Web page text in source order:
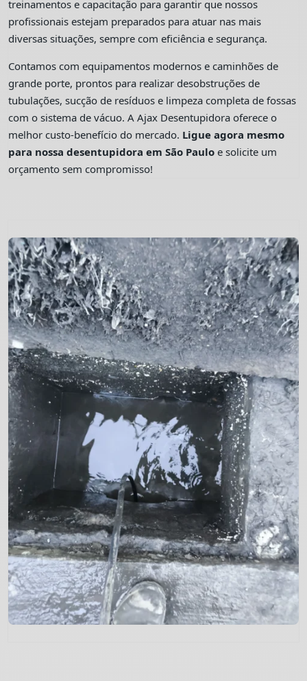
treinamentos e capacitação para garantir que nossos
profissionais estejam preparados para atuar nas mais
diversas situações, sempre com eficiência e segurança.
Contamos com equipamentos modernos e caminhões de
grande porte, prontos para realizar desobstruções de
tubulações, sucção de resíduos e limpeza completa de fossas
com o sistema de vácuo. A Ajax Desentupidora oferece o
melhor custo-benefício do mercado. Ligue agora mesmo
para nossa desentupidora em São Paulo e solicite um
orçamento sem compromisso!